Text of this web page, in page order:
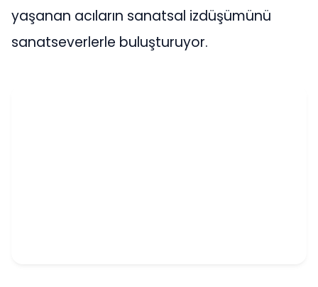
yaşanan acıların sanatsal izdüşümünü
sanatseverlerle buluşturuyor.